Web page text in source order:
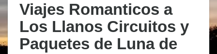
Viajes Romanticos a
Los Llanos Circuitos y
Paquetes de Luna de